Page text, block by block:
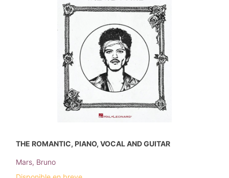
THE ROMANTIC, PIANO, VOCAL AND GUITAR
Mars, Bruno